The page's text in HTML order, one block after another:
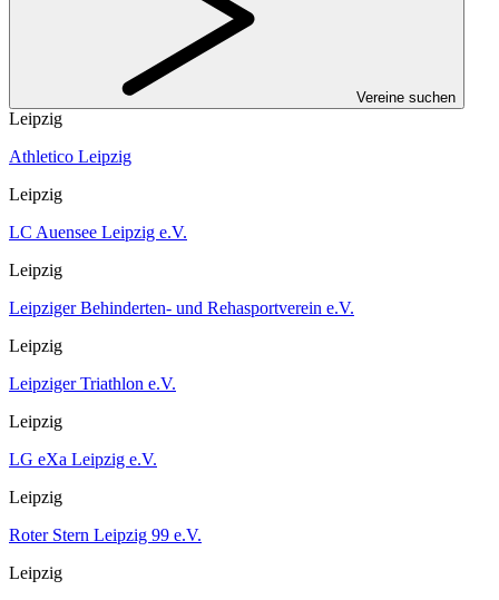
Vereine suchen
Leipzig
Athletico Leipzig
Leipzig
LC Auensee Leipzig e.V.
Leipzig
Leipziger Behinderten- und Rehasportverein e.V.
Leipzig
Leipziger Triathlon e.V.
Leipzig
LG eXa Leipzig e.V.
Leipzig
Roter Stern Leipzig 99 e.V.
Leipzig